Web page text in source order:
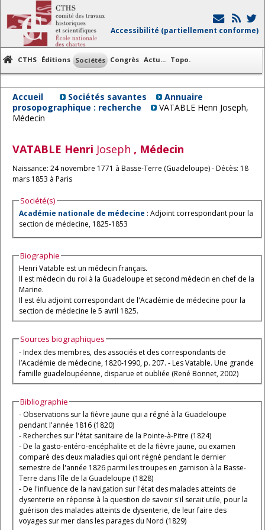
Accessibilité (partiellement conforme)
CTHS Éditions Sociétés Congrès Actu... Topo.
Accueil Sociétés savantes
Annuaire
prosopographique : recherche
VATABLE Henri Joseph,
Médecin
VATABLE Henri Joseph , Médecin
Naissance: 24 novembre 1771 à Basse-Terre (Guadeloupe) - Décès: 18
mars 1853 à Paris
Société(s)
Académie nationale de médecine : Adjoint correspondant pour la
section de médecine, 1825-1853
Biographie
Henri Vatable est un médecin français.
Il est médecin du roi à la Guadeloupe et second médecin en chef de la
Marine.
Il est élu adjoint correspondant de l'Académie de médecine pour la
section de médecine le 5 avril 1825.
Sources biographiques
- Index des membres, des associés et des correspondants de
l’Académie de médecine, 1820-1990, p. 207. - Les Vatable. Une grande
famille guadeloupéenne, disparue et oubliée (René Bonnet, 2002)
Bibliographie
- Observations sur la fièvre jaune qui a régné à la Guadeloupe
pendant l'année 1816 (1820)
- Recherches sur l'état sanitaire de la Pointe-à-Pitre (1824)
- De la gasto-entéro-encéphalite et de la fièvre jaune, ou examen
comparé des deux maladies qui ont régné pendant le dernier
semestre de l'année 1826 parmi les troupes en garnison à la Basse-
Terre dans l'île de la Guadeloupe (1828)
- De l'influence de la navigation sur l'état des malades atteints de
dysenterie en réponse à la question de savoir s'il serait utile, pour la
guérison des malades atteints de dysenterie, de leur faire des
voyages sur mer dans les parages du Nord (1829)